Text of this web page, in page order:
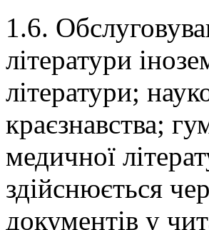
1.6.
літератури
літератури;
краєзнавства;
медичної
здійснюється
документів у